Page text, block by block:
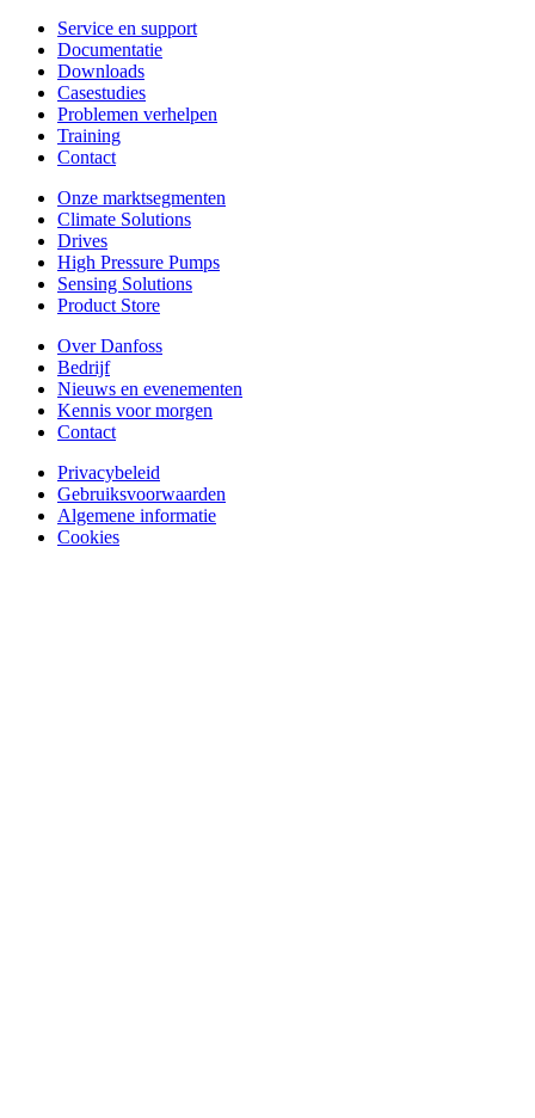
Service en support
Documentatie
Downloads
Casestudies
Problemen verhelpen
Training
Contact
Onze marktsegmenten
Climate Solutions
Drives
High Pressure Pumps
Sensing Solutions
Product Store
Over Danfoss
Bedrijf
Nieuws en evenementen
Kennis voor morgen
Contact
Privacybeleid
Gebruiksvoorwaarden
Algemene informatie
Cookies